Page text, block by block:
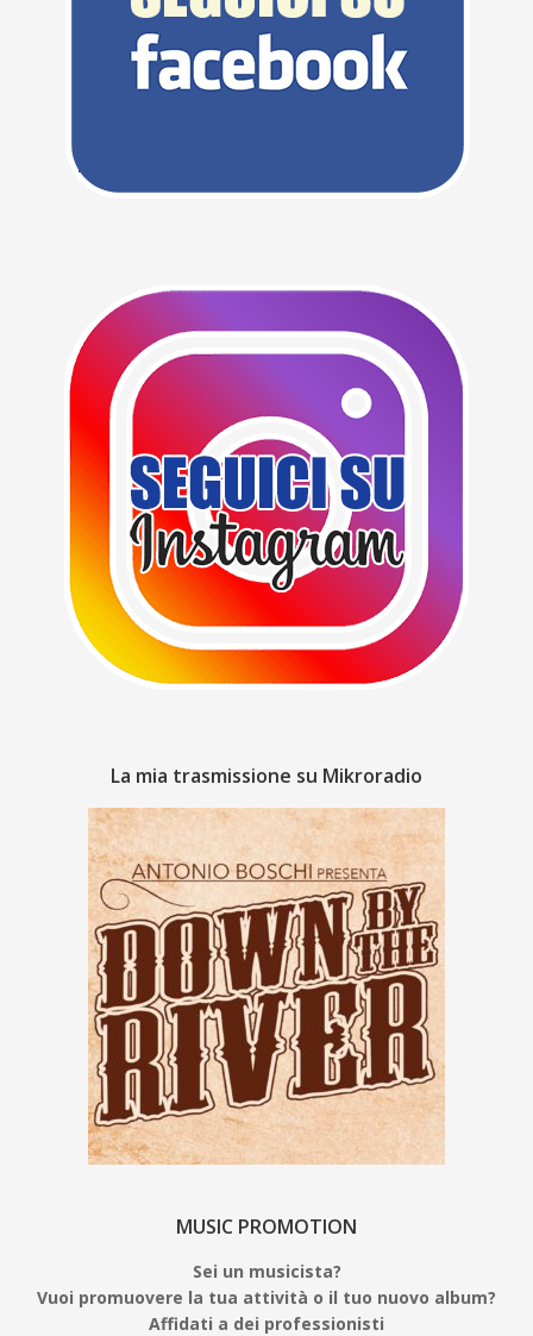
La mia trasmissione su Mikroradio
MUSIC PROMOTION
Sei un musicista?
Vuoi promuovere la tua attività o il tuo nuovo album?
Affidati a dei professionisti